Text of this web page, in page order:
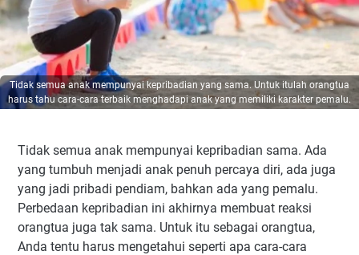
Tidak semua anak mempunyai kepribadian yang sama. Untuk itulah orangtua
harus tahu cara-cara terbaik menghadapi anak yang memiliki karakter pemalu.
Tidak semua anak mempunyai kepribadian sama. Ada
yang tumbuh menjadi anak penuh percaya diri, ada juga
yang jadi pribadi pendiam, bahkan ada yang pemalu.
Perbedaan kepribadian ini akhirnya membuat reaksi
orangtua juga tak sama. Untuk itu sebagai orangtua,
Anda tentu harus mengetahui seperti apa cara-cara